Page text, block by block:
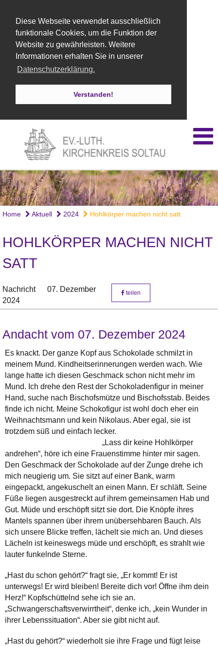
Diese Webseite verwendet ausschließlich
funktionale Cookies, um die Funktion der
Website zu gewährleisten. Weitere
Informationen erhalten Sie in unserer
Datenschutzerklärung.
Verstanden!
Home Aktuell 2024 Hohlkörper machen nicht satt
HOHLKÖRPER MACHEN NICHT
SATT
Nachricht
07. Dezember
2024
teilen
Andacht vom 07. Dezember 2024
Es knackt. Der ganze Kopf aus Schokolade schmilzt in
meinem Mund. Kindheitserinnerungen werden wach. Wie
lange hatte ich diesen Geschmack schon nicht mehr im
Mund. Ich drehe den Rest der Schokoladenfigur in meiner
Hand, suche nach Bischofsmütze und Bischofsstab. Beides
finde ich nicht. Meine Schokofigur ist wohl doch eher ein
Weihnachtsmann und kein Nikolaus. Aber egal, sie ist
trotzdem süß und einfach lecker.
„Lass dir keine Hohlkörper
andrehen“, höre ich eine Frauenstimme hinter mir sagen.
Den Geschmack der Schokolade auf der Zunge drehe ich
mich neugierig um. Sie sitzt auf einer Bank, warm
eingepackt, angekuschelt an einen Mann. Er schläft. Seine
Füße liegen ausgestreckt auf ihrem gemeinsamen Hab und
Gut. Müde und erschöpft sitzt sie dort. Die Knöpfe ihres
Mantels spannen über ihrem unübersehbaren Bauch. Als
sich unsere Blicke treffen, lächelt sie mich an. Und dieses
Lächeln ist keineswegs müde und erschöpft, es strahlt wie
lauter funkelnde Sterne.
„Hast du schon gehört?“ fragt sie, „Er kommt! Er ist
unterwegs! Er wird bleiben! Bereite dich vor! Öffne ihm dein
Herz!“ Kopfschüttelnd sehe ich sie an.
„Schwangerschaftsverwirrtheit“, denke ich, „kein Wunder in
ihrer Lebenssituation“. Aber sie gibt nicht auf.
„Hast du gehört?“ wiederholt sie ihre Frage und fügt leise